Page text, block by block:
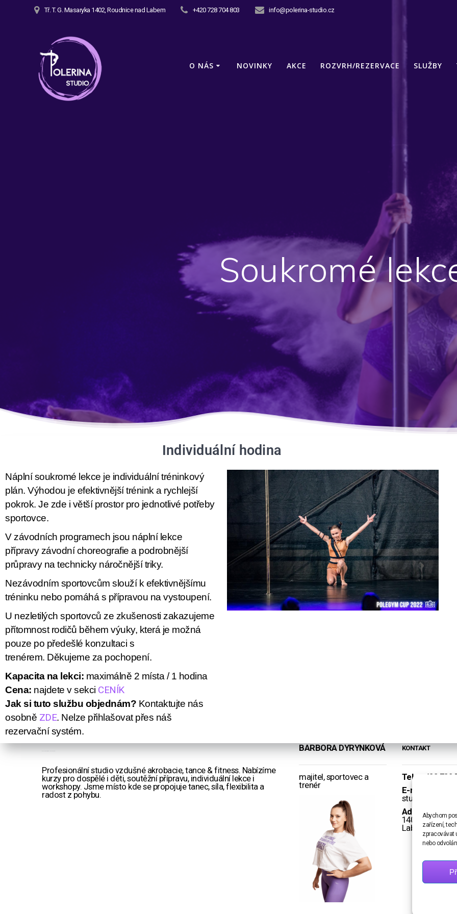
Abychom
zařízení,
zpracovávat
nebo
Tř. T. G. Masaryka 1402, Roudnice nad Labem +420 728 704 803 info@polerina-studio.cz
O NÁS NOVINKY AKCE ROZVRH/REZERVACE SLUŽBY
Soukromé
Individuální hodina
Náplní soukromé lekce je individuální tréninkový
plán. Výhodou je efektivnější trénink a rychlejší
pokrok. Je zde i větší prostor pro jednotlivé potřeby
sportovce.
V závodních programech jsou náplní lekce
přípravy závodní choreografie a podrobnější
průpravy na technicky náročnější triky.
Nezávodním sportovcům slouží k efektivnějšímu
tréninku nebo pomáhá s přípravou na vystoupení.
U nezletilých sportovců ze zkušenosti zakazujeme
přítomnost rodičů během výuky, která je možná
pouze po předešlé konzultaci s
trenérem. Děkujeme za pochopení.
Kapacita na lekci: maximálně 2 místa / 1 hodina
Cena: najdete v sekci CENÍK
Jak si tuto službu objednám? Kontaktujte nás
osobně ZDE. Nelze přihlašovat přes náš
rezervační systém.
Profesionální studio vzdušné akrobacie, tance & fitness. Nabízíme
kurzy pro dospělé i děti, soutěžní přípravu, individuální lekce i
workshopy. Jsme místo kde se propojuje tanec, síla, flexibilita a
radost z pohybu.
BARBORA DYRYNKOVÁ
majitel, sportovec a
trenér
KONTAKT
Tel.:
+ 420 728
E-mail:
studio.cz
Adresa:T. G.
1402,
Labem